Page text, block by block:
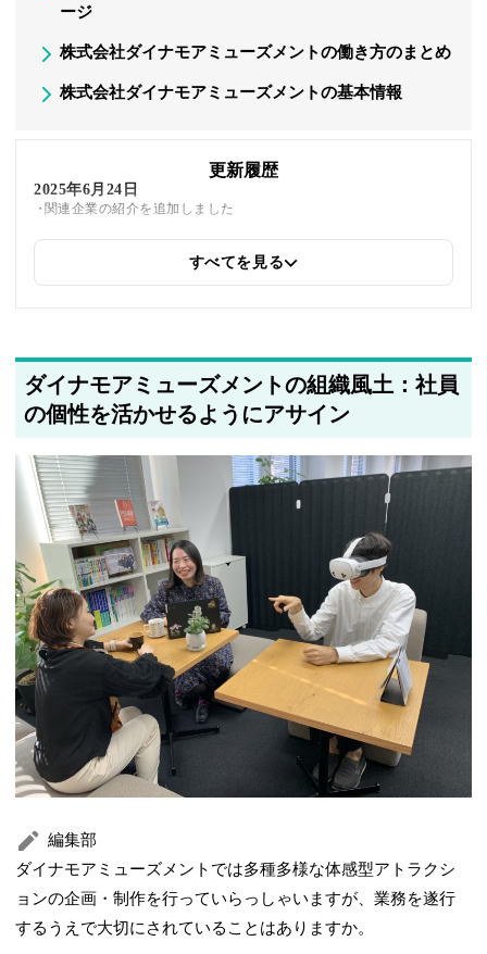
ージ
株式会社ダイナモアミューズメントの働き方のまとめ
株式会社ダイナモアミューズメントの基本情報
更新履歴
2025年6月24日
関連企業の紹介を追加しました
筆者情報を更新しました
すべてを見る
ダイナモアミューズメントの組織風土：社員
の個性を活かせるようにアサイン
編集部
ダイナモアミューズメントでは多種多様な体感型アトラクシ
ョンの企画・制作を行っていらっしゃいますが、業務を遂行
するうえで大切にされていることはありますか。